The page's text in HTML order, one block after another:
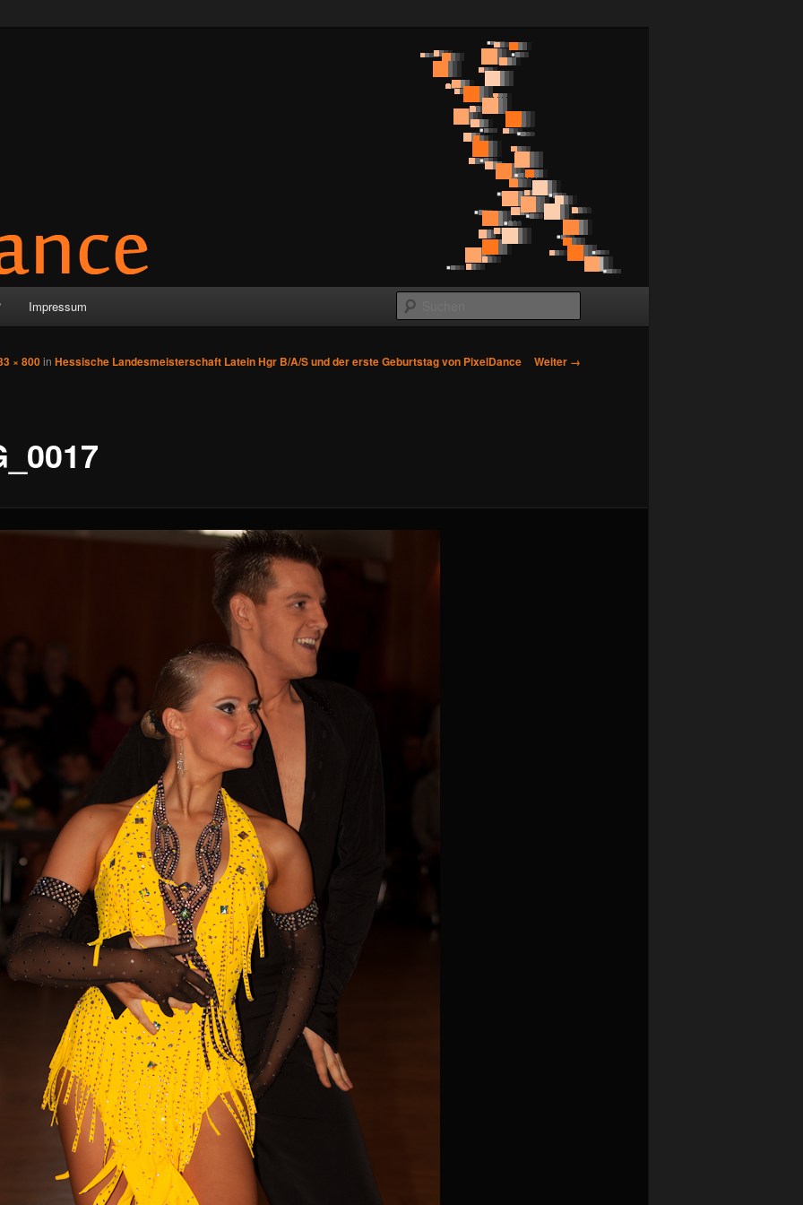
Impressum
Bilder-
Weiter →
× 800in Hessische Landesmeisterschaft Latein Hgr B/A/S und der erste Geburtstag von PixelDance